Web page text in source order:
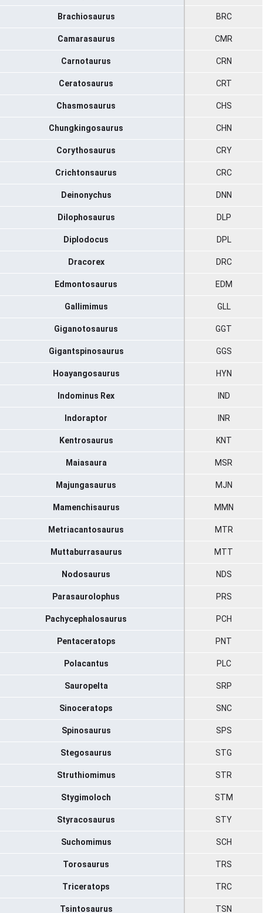
Brachiosaurus BRC
Camarasaurus CMR
Carnotaurus CRN
Ceratosaurus CRT
Chasmosaurus CHS
Chungkingosaurus CHN
Corythosaurus CRY
Crichtonsaurus CRC
Deinonychus DNN
Dilophosaurus DLP
Diplodocus DPL
Dracorex DRC
Edmontosaurus EDM
Gallimimus GLL
Giganotosaurus GGT
Gigantspinosaurus GGS
Hoayangosaurus HYN
Indominus Rex IND
Indoraptor INR
Kentrosaurus KNT
Maiasaura MSR
Majungasaurus MJN
Mamenchisaurus MMN
Metriacantosaurus MTR
Muttaburrasaurus MTT
Nodosaurus NDS
Parasaurolophus PRS
Pachycephalosaurus PCH
Pentaceratops PNT
Polacantus PLC
Sauropelta SRP
Sinoceratops SNC
Spinosaurus SPS
Stegosaurus STG
Struthiomimus STR
Stygimoloch STM
Styracosaurus STY
Suchomimus SCH
Torosaurus TRS
Triceratops TRC
Tsintosaurus TSN